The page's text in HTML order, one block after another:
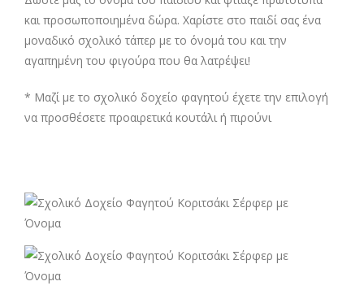
και προσωποποιημένα δώρα. Χαρίστε στο παιδί σας ένα
μοναδικό σχολικό τάπερ με το όνομά του και την
αγαπημένη του φιγούρα που θα λατρέψει!
* Μαζί με το σχολικό δοχείο φαγητού έχετε την επιλογή
να προσθέσετε προαιρετικά κουτάλι ή πιρούνι